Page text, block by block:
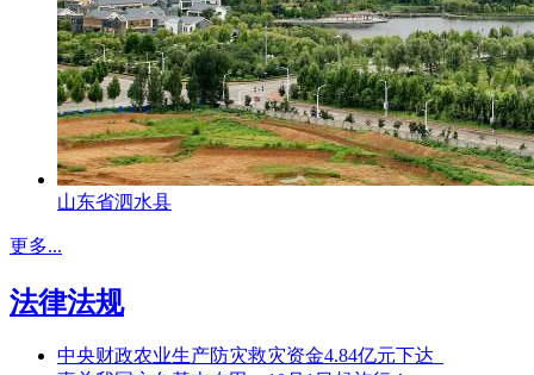
山东省泗水县
更多...
法律法规
中央财政农业生产防灾救灾资金4.84亿元下达